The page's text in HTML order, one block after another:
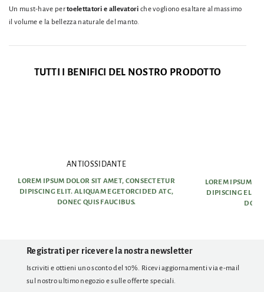
Un must-have pertoelettatori e allevatori che vogliono esaltare al massimo
il volume e la bellezza naturale del manto.
TUTTI I BENIFICI DEL NOSTRO PRODOTTO
ANTIOSSIDANTE
LOREM IPSUM DOLOR SIT AMET, CONSECTETUR
DIPISCING ELIT. ALIQUAM EGETORCIDED ATC,
DONEC QUIS FAUCIBUS.
LOREM IPSUM
DIPISCING ELIT.
Registrati per ricevere la nostra newsletter
Iscriviti e ottieni uno sconto del 10%. Ricevi aggiornamenti via e-mail
sul nostro ultimo negozio e sulle offerte speciali.